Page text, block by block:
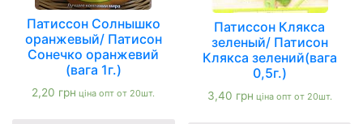
Патиссон Солнышко
оранжевый/ Патисон
Сонечко оранжевий
(вага 1г.)
2,20 грн ціна опт от 20шт.
Патиссон Клякса
зеленый/ Патисон
Клякса зелений(вага
0,5г.)
3,40 грн ціна опт от 20шт.